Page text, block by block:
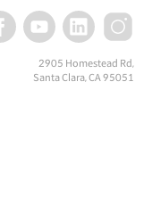
2905 Homestead Rd,
Santa Clara, CA 95051